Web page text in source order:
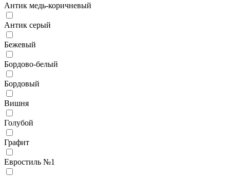
Антик медь-коричневый
Антик серый
Бежевый
Бордово-белый
Бордовый
Вишня
Голубой
Графит
Евростиль №1